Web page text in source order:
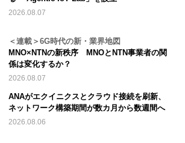
2026.08.07
＜連載＞6G時代の新・業界地図
MNO×NTNの新秩序 MNOとNTN事業者の関
係は変化するか？
2026.08.07
ANAがエクイニクスとクラウド接続を刷新、
ネットワーク構築期間が数カ月から数週間へ
2026.08.06